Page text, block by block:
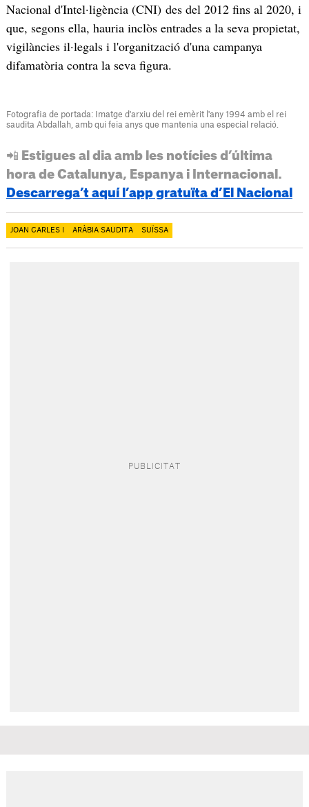
Nacional d'Intel·ligència (CNI) des del 2012 fins al 2020, i
que, segons ella, hauria inclòs entrades a la seva propietat,
vigilàncies il·legals i l'organització d'una campanya
difamatòria contra la seva figura.
Fotografia de portada: Imatge d'arxiu del rei emèrit l'any 1994 amb el rei
saudita Abdallah, amb qui feia anys que mantenia una especial relació.
📲 Estigues al dia amb les notícies d’última
hora de Catalunya, Espanya i Internacional.
Descarrega’t aquí l’app gratuïta d’El Nacional
JOAN CARLES I ARÀBIA SAUDITA SUÏSSA